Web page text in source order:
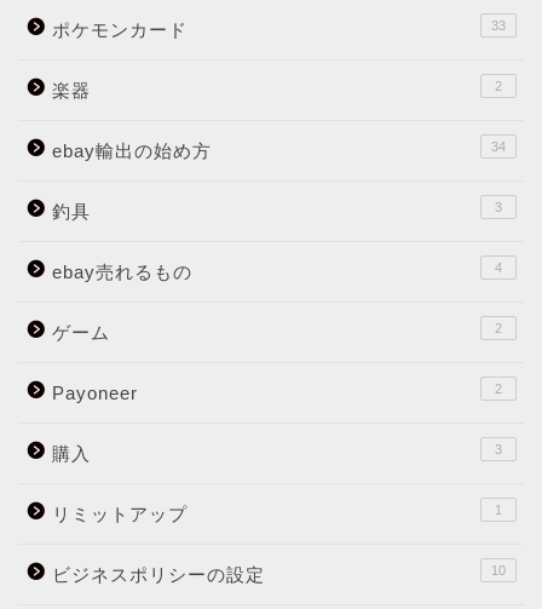
ポケモンカード 33
楽器 2
ebay輸出の始め方 34
釣具 3
ebay売れるもの 4
ゲーム 2
Payoneer 2
購入 3
リミットアップ 1
ビジネスポリシーの設定 10